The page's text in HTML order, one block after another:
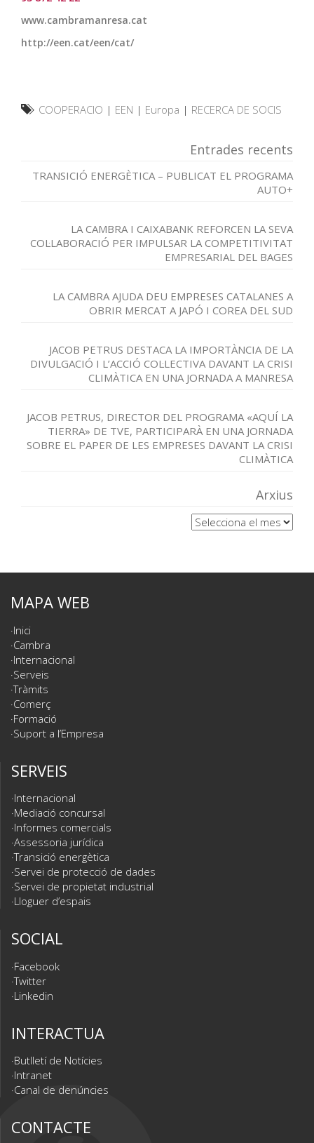
www.cambramanresa.cat
http://een.cat/een/cat/
COOPERACIO | EEN | Europa | RECERCA DE SOCIS
Entrades recents
TRANSICIÓ ENERGÈTICA – PUBLICAT EL PROGRAMA
AUTO+
LA CAMBRA I CAIXABANK REFORCEN LA SEVA
COL·LABORACIÓ PER IMPULSAR LA COMPETITIVITAT
EMPRESARIAL DEL BAGES
LA CAMBRA AJUDA DEU EMPRESES CATALANES A
OBRIR MERCAT A JAPÓ I COREA DEL SUD
JACOB PETRUS DESTACA LA IMPORTÀNCIA DE LA
DIVULGACIÓ I L’ACCIÓ COL·LECTIVA DAVANT LA CRISI
CLIMÀTICA EN UNA JORNADA A MANRESA
JACOB PETRUS, DIRECTOR DEL PROGRAMA «AQUÍ LA
TIERRA» DE TVE, PARTICIPARÀ EN UNA JORNADA
SOBRE EL PAPER DE LES EMPRESES DAVANT LA CRISI
CLIMÀTICA
Arxius
Arxius
MAPA WEB
Inici
Cambra
Internacional
Serveis
Tràmits
Comerç
Formació
Suport a l’Empresa
SERVEIS
Internacional
Mediació concursal
Informes comercials
Assessoria jurídica
Transició energètica
Servei de protecció de dades
Servei de propietat industrial
Lloguer d’espais
SOCIAL
Facebook
Twitter
Linkedin
INTERACTUA
Butlletí de Notícies
Intranet
Canal de denúncies
CONTACTE